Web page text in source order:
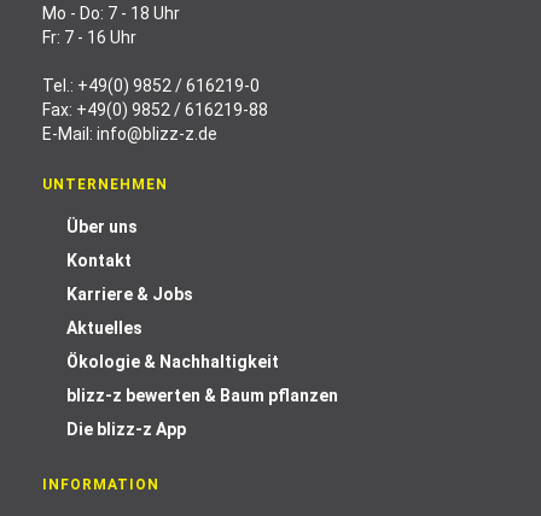
Mo - Do: 7 - 18 Uhr
Fr: 7 - 16 Uhr
Tel.: +49(0) 9852 / 616219-0
Fax: +49(0) 9852 / 616219-88
E-Mail: info@blizz-z.de
UNTERNEHMEN
Über uns
Kontakt
Karriere & Jobs
Aktuelles
Ökologie & Nachhaltigkeit
blizz-z bewerten & Baum pflanzen
Die blizz-z App
INFORMATION